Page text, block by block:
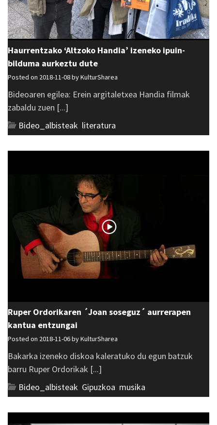
Haurrentzako ‘Altzoko Handia’ izeneko ipuin-
bilduma aurkeztu dute
Posted on 2018-11-08 byKulturSharea
Bideoaren egilea: Erein argitaletxea Handia filmak
zabaldu zuen [...]
Bideo_albisteak literatura
Ruper Ordorikaren ´Joan soseguz´ aurrerapen
kantua entzungai
Posted on 2018-11-06 byKulturSharea
Bakarka izeneko diskoa kaleratuko du egun batzuk
barru Ruper Ordorikak [...]
Bideo_albisteak Gipuzkoa musika